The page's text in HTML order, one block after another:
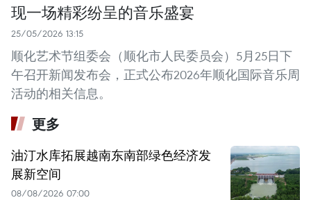
现一场精彩纷呈的音乐盛宴
25/05/2026 13:15
顺化艺术节组委会（顺化市人民委员会）5月25日下
午召开新闻发布会，正式公布2026年顺化国际音乐周
活动的相关信息。
更多
油汀水库拓展越南东南部绿色经济发
展新空间
08/08/2026 07:00